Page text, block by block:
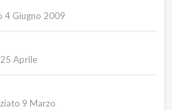
4 Giugno 2009
25 Aprile
9 Marzo